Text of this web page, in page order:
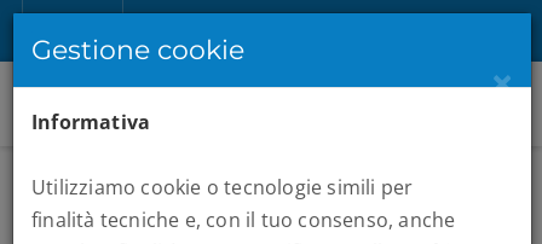
Gestione cookie
×
Informativa
Utilizziamo cookie o tecnologie simili per
finalità tecniche e, con il tuo consenso, anche